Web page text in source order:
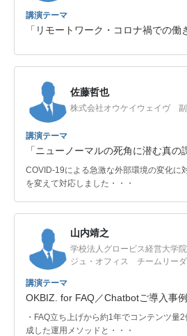
講演テーマ
「リモートワーク・コロナ禍での働
佐藤哲也
株式会社オウケイウェイヴ
講演テーマ
「ニューノーマルの死角に潜む真の
COVID-19による急激な外部環境の変化に
を変えて対応しました・・・
山内靖之
学校法人グロービス経営大学
ジュ・オフィス チームリー
講演テーマ
OKBIZ. for FAQ／Chatbotご導入事例
・FAQ立ち上げから約1年でコンテンツ量
成した運用メソッドと・・・